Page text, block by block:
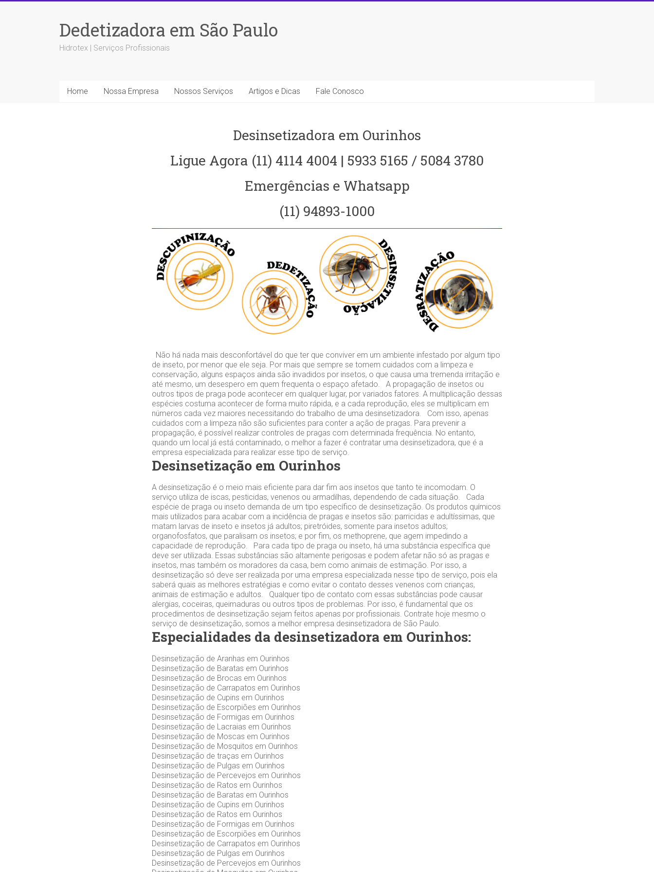
Dedetizadora em São Paulo
Hidrotex | Serviços Profissionais
Home Nossa Empresa Nossos Serviços Artigos e Dicas Fale Conosco
Desinsetizadora em Ourinhos
Ligue Agora (11) 4114 4004 | 5933 5165 / 5084 3780
Emergências e Whatsapp
(11) 94893-1000
Não há nada mais desconfortável do que ter que conviver em um ambiente infestado por algum tipo
de inseto, por menor que ele seja. Por mais que sempre se tomem cuidados com a limpeza e
conservação, alguns espaços ainda são invadidos por insetos, o que causa uma tremenda irritação e
até mesmo, um desespero em quem frequenta o espaço afetado. A propagação de insetos ou
outros tipos de praga pode acontecer em qualquer lugar, por variados fatores. A multiplicação dessas
espécies costuma acontecer de forma muito rápida, e a cada reprodução, eles se multiplicam em
números cada vez maiores necessitando do trabalho de uma desinsetizadora. Com isso, apenas
cuidados com a limpeza não são suficientes para conter a ação de pragas. Para prevenir a
propagação, é possível realizar controles de pragas com determinada frequência. No entanto,
quando um local já está contaminado, o melhor a fazer é contratar uma desinsetizadora, que é a
empresa especializada para realizar esse tipo de serviço.
Desinsetização em Ourinhos
A desinsetização é o meio mais eficiente para dar fim aos insetos que tanto te incomodam. O
serviço utiliza de iscas, pesticidas, venenos ou armadilhas, dependendo de cada situação. Cada
espécie de praga ou inseto demanda de um tipo específico de desinsetização. Os produtos químicos
mais utilizados para acabar com a incidência de pragas e insetos são: parricidas e adultíssimas, que
matam larvas de inseto e insetos já adultos; piretróides, somente para insetos adultos;
organofosfatos, que paralisam os insetos; e por fim, os methoprene, que agem impedindo a
capacidade de reprodução. Para cada tipo de praga ou inseto, há uma substância específica que
deve ser utilizada. Essas substâncias são altamente perigosas e podem afetar não só as pragas e
insetos, mas também os moradores da casa, bem como animais de estimação. Por isso, a
desinsetização só deve ser realizada por uma empresa especializada nesse tipo de serviço, pois ela
saberá quais as melhores estratégias e como evitar o contato desses venenos com crianças,
animais de estimação e adultos. Qualquer tipo de contato com essas substâncias pode causar
alergias, coceiras, queimaduras ou outros tipos de problemas. Por isso, é fundamental que os
procedimentos de desinsetização sejam feitos apenas por profissionais. Contrate hoje mesmo o
serviço de desinsetização, somos a melhor empresa desinsetizadora de São Paulo.
Especialidades da desinsetizadora em Ourinhos:
Desinsetização de Aranhas em Ourinhos
Desinsetização de Baratas em Ourinhos
Desinsetização de Brocas em Ourinhos
Desinsetização de Carrapatos em Ourinhos
Desinsetização de Cupins em Ourinhos
Desinsetização de Escorpiões em Ourinhos
Desinsetização de Formigas em Ourinhos
Desinsetização de Lacraias em Ourinhos
Desinsetização de Moscas em Ourinhos
Desinsetização de Mosquitos em Ourinhos
Desinsetização de traças em Ourinhos
Desinsetização de Pulgas em Ourinhos
Desinsetização de Percevejos em Ourinhos
Desinsetização de Ratos em Ourinhos
Desinsetização de Baratas em Ourinhos
Desinsetização de Cupins em Ourinhos
Desinsetização de Ratos em Ourinhos
Desinsetização de Formigas em Ourinhos
Desinsetização de Escorpiões em Ourinhos
Desinsetização de Carrapatos em Ourinhos
Desinsetização de Pulgas em Ourinhos
Desinsetização de Percevejos em Ourinhos